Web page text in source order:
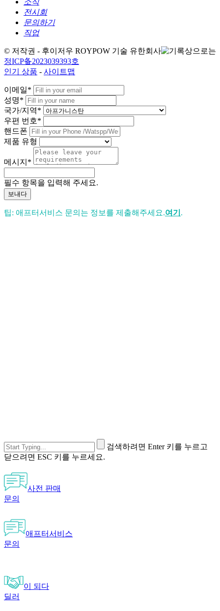
소식
전시회
문의하기
직업
© 저작권 - 후이저우 ROYPOW 기술 유한회사
정ICP备2023039393호
인기 상품 - 사이트맵
이메일*
성명*
국가/지역*
우편 번호*
핸드폰
제품 유형
메시지*
필수 항목을 입력해 주세요.
보내다
팁: 애프터서비스 문의는 정보를 제출해주세요.여기 .
검색하려면 Enter 키를 누르고
닫으려면 ESC 키를 누르세요.
사전 판매
문의
애프터서비스
문의
이 되다
딜러